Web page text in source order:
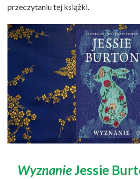
przeczytaniu tej książki.
WyznanieJessie